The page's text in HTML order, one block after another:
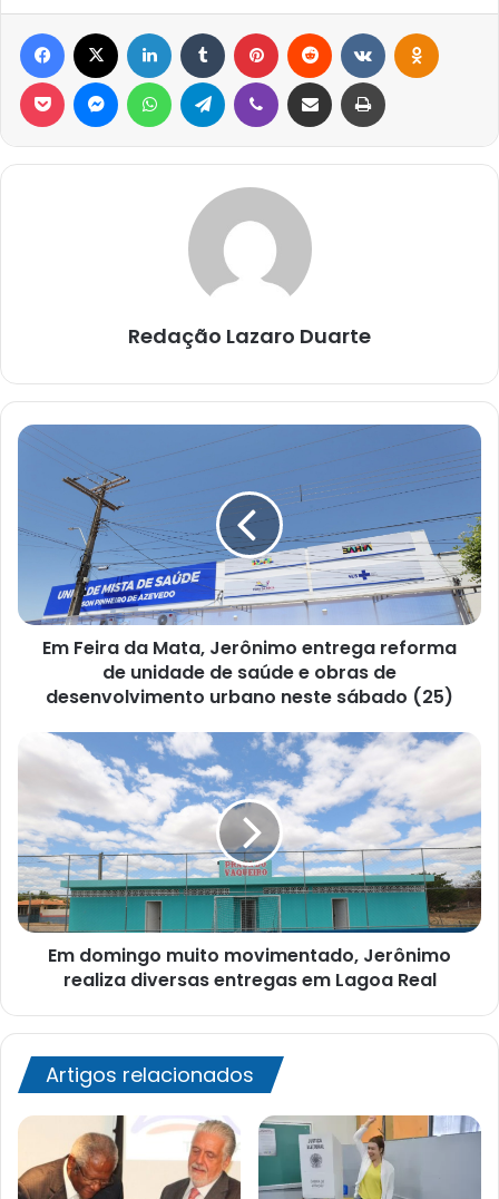
Facebook Linkedin Tumblr Pinterest Reddit
Pocket MessengerWhatsAppTelegram Viber Compartilhar via e-mail Imprimir
Redação Lazaro Duarte
Em
Jerônimo
entrega
unidade
desenvolvimento
neste
sábado
(25)
Em Feira da Mata, Jerônimo entrega reforma
de unidade de saúde e obras de
desenvolvimento urbano neste sábado (25)
domingo
movimentado,
Jerônimo
realiza
diversas
entregas
em
LagoaEm domingo muito movimentado, Jerônimo
realiza diversas entregas em Lagoa Real
Artigos relacionados